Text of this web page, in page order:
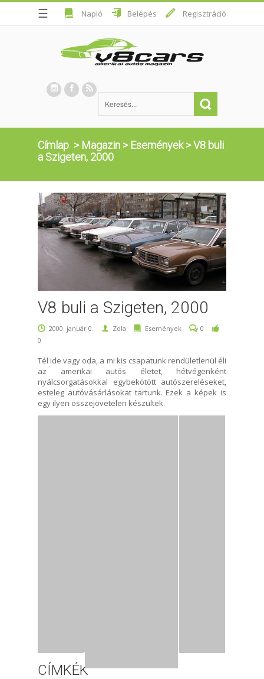
☰ Napló Belépés Regisztráció
Címlap > Magazin > Események>V8 buli
a Szigeten, 2000
V8 buli a Szigeten, 2000
2000. január 0. Zola Események
0
0
Tél ide vagy oda, a mi kis csapatunk rendületlenül éli
az amerikai autós életet, hétvégenként
nyálcsorgatásokkal egybekötött autószereléseket,
esteleg autóvásárlásokat tartunk. Ezek a képek is
egy ilyen összejövetelen készültek.
CÍMKÉK